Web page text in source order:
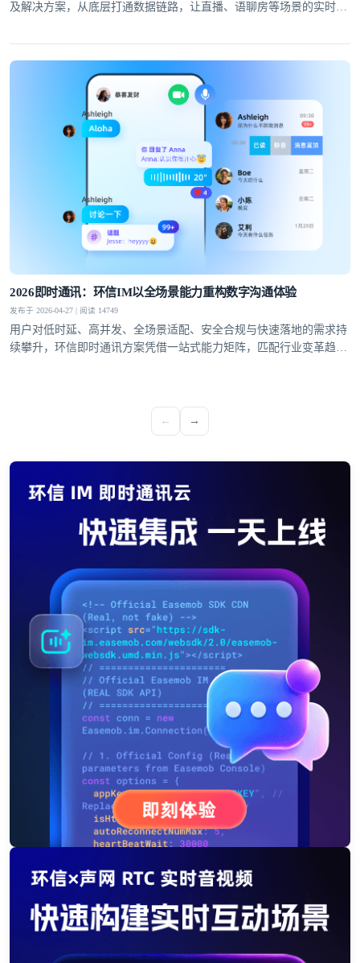
及解决方案，从底层打通数据链路，让直播、语聊房等场景的实时互
2026即时通讯：环信IM以全场景能力重构数字沟通体验
发布于 2026-04-27 | 阅读 14749
用户对低时延、高并发、全场景适配、安全合规与快速落地的需求持
续攀升，环信即时通讯方案凭借一站式能力矩阵，匹配行业变革趋
← →